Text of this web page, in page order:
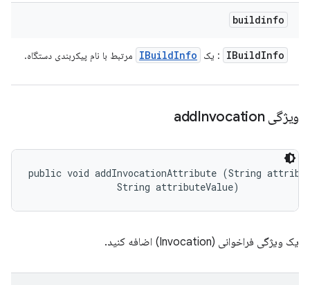
buildinfo
IBuildInfo : یک IBuildInfo مرتبط با نام پیکربندی دستگاه.
ویژگی addInvocation
public void addInvocationAttribute (String
                String attributeValue)
یک ویژگی فراخوانی (Invocation) اضافه کنید.